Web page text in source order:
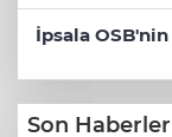
İpsala
Son Haberler